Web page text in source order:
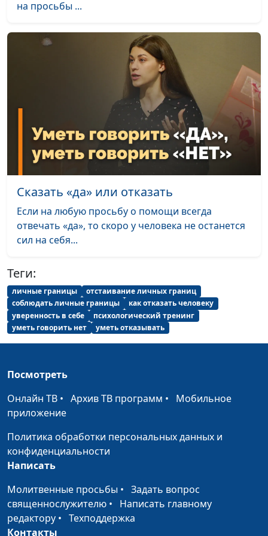
Лощева, Олеся
Бочкарева, Егор Суслов
Андрей Якимов, Илья
Шерстнев, Мария
Мараханова, Сережа
Катаев, Анна Гладкая,
Илья Брагов, Марианна
Лощева, Лена Солдатова,
Егор Суслов
#202
Как конфликтовать
с пользой?
Андрей Якимов, Илья
Шерстнев, Мария
Мараханова, Сережа
Катаев, Анна Гладкая,
Ставки на спорт с
точки зрения
морали
Андрей Якимов, Илья
Шерстнев, Вилина
Парфенова, Сережа
Катаев, Анна Гладкая,
Мода на фитнес в
христианской среде
Андрей Якимов, Илья
Катаев, Анна Гладкая,
Закаменных
Встреча с Богом
Андрей Якимов, Илья
Шерстнев, Лена
на просьбы ...
Сказать «да» или отказать
Если на любую просьбу о помощи всегда
отвечать «да», то скоро у человека не останется
сил на себя...
Теги:
личные границы
отстаивание личных границ
соблюдать личные границы
как отказать человеку
уверенность в себе
психологический тренинг
уметь говорить нет
уметь отказывать
Посмотреть
Онлайн ТВ • Архив ТВ программ • Мобильное
приложение
Политика обработки персональных данных и
конфиденциальности
Написать
Молитвенные просьбы • Задать вопрос
священнослужителю • Написать главному
редактору • Техподдержка
Контакты